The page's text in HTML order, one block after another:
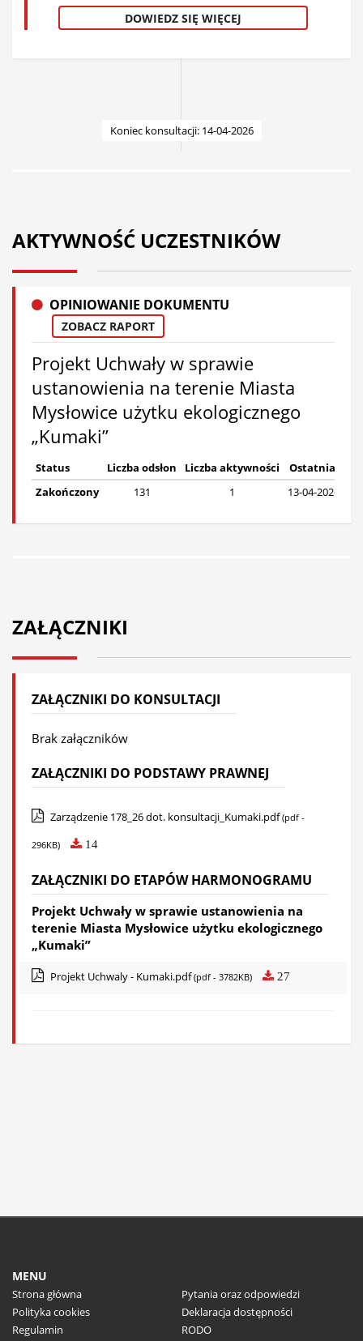
DOWIEDZ SIĘ WIĘCEJ
Koniec konsultacji: 14-04-2026
AKTYWNOŚĆ UCZESTNIKÓW
OPINIOWANIE DOKUMENTU
ZOBACZ RAPORT
Projekt Uchwały w sprawie
ustanowienia na terenie Miasta
Mysłowice użytku ekologicznego
„Kumaki”
Status Liczba odsłon Liczba aktywności
Ostatnia
Zakończony
131 1 13-04-2026,
ZAŁĄCZNIKI
ZAŁĄCZNIKI DO KONSULTACJI
Brak załączników
ZAŁĄCZNIKI DO PODSTAWY PRAWNEJ
Zarządzenie 178_26 dot. konsultacji_Kumaki.pdf(pdf -
296KB) 14
ZAŁĄCZNIKI DO ETAPÓW HARMONOGRAMU
Projekt Uchwały w sprawie ustanowienia na
terenie Miasta Mysłowice użytku ekologicznego
„Kumaki”
Projekt Uchwaly - Kumaki.pdf(pdf - 3782KB) 27
MENU
Strona główna
Polityka cookies
Regulamin
Pytania oraz odpowiedzi
Deklaracja dostępności
RODO